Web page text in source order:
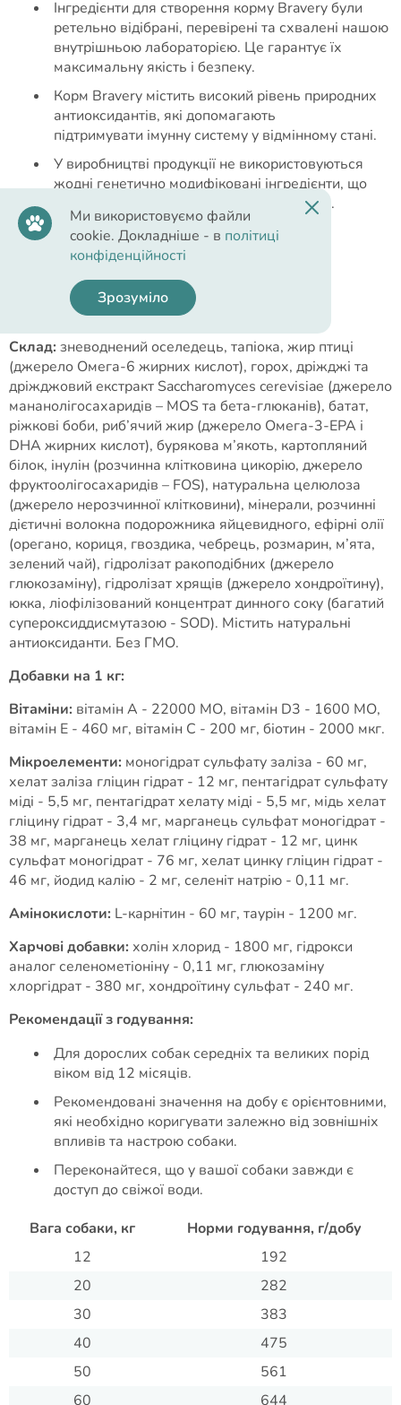
Інгредієнти для створення корму Bravery були
ретельно відібрані, перевірені та схвалені нашою
внутрішньою лабораторією. Це гарантує їх
максимальну якість і безпеку.
Корм Bravery містить високий рівень природних
антиоксидантів, які допомагають
підтримувати імунну систему у відмінному стані.
У виробництві продукції не використовуються
жодні генетично модифіковані інгредієнти, що
сприяє захисту природи та її збереження.
Склад: зневоднений оселедець, тапіока, жир птиці
(джерело Омега-6 жирних кислот), горох, дріжджі та
дріжджовий екстракт Saccharomyces cerevisiae (джерело
мананолігосахаридів – MOS та бета-глюканів), батат,
ріжкові боби, риб’ячий жир (джерело Омега-3-EPA і
DHA жирних кислот), бурякова м’якоть, картопляний
білок, інулін (розчинна клітковина цикорію, джерело
фруктоолігосахаридів – FOS), натуральна целюлоза
(джерело нерозчинної клітковини), мінерали, розчинні
дієтичні волокна подорожника яйцевидного, ефірні олії
(орегано, кориця, гвоздика, чебрець, розмарин, м’ята,
зелений чай), гідролізат ракоподібних (джерело
глюкозаміну), гідролізат хрящів (джерело хондроїтину),
юкка, ліофілізований концентрат динного соку (багатий
супероксиддисмутазою - SOD). Містить натуральні
антиоксиданти. Без ГМО.
Добавки на 1 кг:
Вітаміни: вітамін A - 22000 МО, вітамін D3 - 1600 МО,
вітамін E - 460 мг, вітамін C - 200 мг, біотин - 2000 мкг.
Мікроелементи: моногідрат сульфату заліза - 60 мг,
хелат заліза гліцин гідрат - 12 мг, пентагідрат сульфату
міді - 5,5 мг, пентагідрат хелату міді - 5,5 мг, мідь хелат
гліцину гідрат - 3,4 мг, марганець сульфат моногідрат -
38 мг, марганець хелат гліцину гідрат - 12 мг, цинк
сульфат моногідрат - 76 мг, хелат цинку гліцин гідрат -
46 мг, йодид калію - 2 мг, селеніт натрію - 0,11 мг.
Амінокислоти: L-карнітин - 60 мг, таурін - 1200 мг.
Харчові добавки: холін хлорид - 1800 мг, гідрокси
аналог селенометіоніну - 0,11 мг, глюкозаміну
хлоргідрат - 380 мг, хондроїтину сульфат - 240 мг.
Рекомендації з годування:
Для дорослих собак середніх та великих порід
віком від 12 місяців.
Рекомендовані значення на добу є орієнтовними,
які необхідно коригувати залежно від зовнішніх
впливів та настрою собаки.
Переконайтеся, що у вашої собаки завжди є
доступ до свіжої води.
Вага собаки, кг
Норми годування, г/добу
12
192
20
282
30
383
40
475
50
561
60
644
Ми використовуємо файли
cookie. Докладніше - в політиці
конфіденційності
Зрозуміло